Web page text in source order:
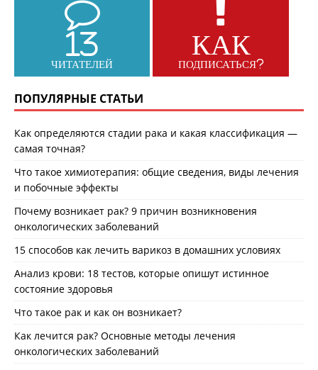
13
ЧИТАТЕЛЕЙ
КАК
ПОДПИСАТЬСЯ?
ПОПУЛЯРНЫЕ СТАТЬИ
Как определяются стадии рака и какая классификация —
самая точная?
Что такое химиотерапия: общие сведения, виды лечения
и побочные эффекты
Почему возникает рак? 9 причин возникновения
онкологических заболеваний
15 способов как лечить варикоз в домашних условиях
Анализ крови: 18 тестов, которые опишут истинное
состояние здоровья
Что такое рак и как он возникает?
Как лечится рак? Основные методы лечения
онкологических заболеваний